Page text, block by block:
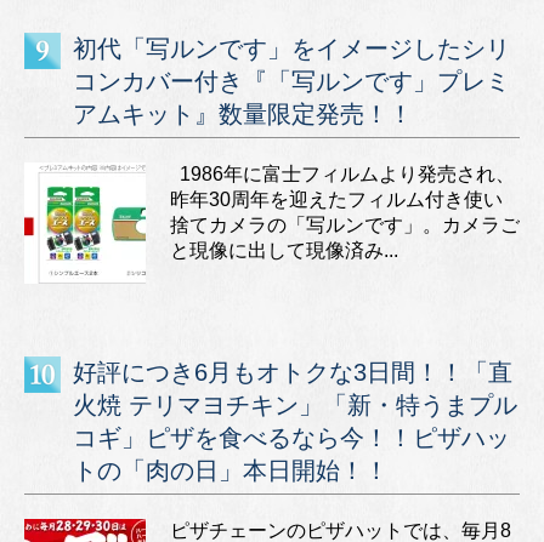
初代「写ルンです」をイメージしたシリ
コンカバー付き『「写ルンです」プレミ
アムキット』数量限定発売！！
1986年に富士フィルムより発売され、
昨年30周年を迎えたフィルム付き使い
捨てカメラの「写ルンです」。カメラご
と現像に出して現像済み...
好評につき6月もオトクな3日間！！「直
火焼 テリマヨチキン」「新・特うまプル
コギ」ピザを食べるなら今！！ピザハッ
トの「肉の日」本日開始！！
ピザチェーンのピザハットでは、毎月8